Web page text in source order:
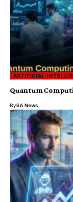
ARTIFICIAL
​Quantum
BySA News